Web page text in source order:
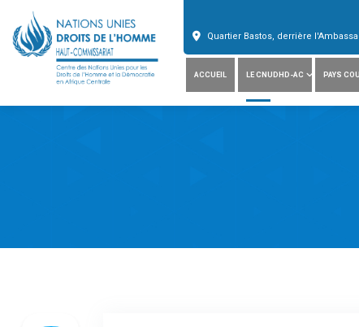
Quartier Bastos, derrière
ACCUEIL LE CNUDHD-AC PAYS